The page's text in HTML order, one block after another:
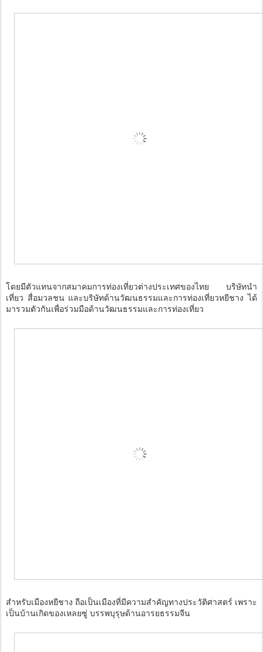
โดยมีตัวแทนจากสมาคมการท่องเที่ยวต่างประเทศของไทย บริษัทนำ
เที่ยว สื่อมวลชน และบริษัทด้านวัฒนธรรมและการท่องเที่ยวหยีชาง ได้
มารวมตัวกันเพื่อร่วมมือด้านวัฒนธรรมและการท่องเที่ยว
สำหรับเมืองหยีชาง ถือเป็นเมืองที่มีความสำคัญทางประวัติศาสตร์ เพราะ
เป็นบ้านเกิดของเหลยซู่ บรรพบุรุษด้านอารยธรรมจีน